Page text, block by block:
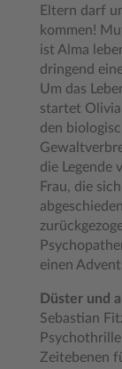
Eltern darf
kommen!
ist Alma
dringend
Um das
startet Olivia
den
die Legende
Frau, die
einen
Düster und
Sebastian
Zeitebenen